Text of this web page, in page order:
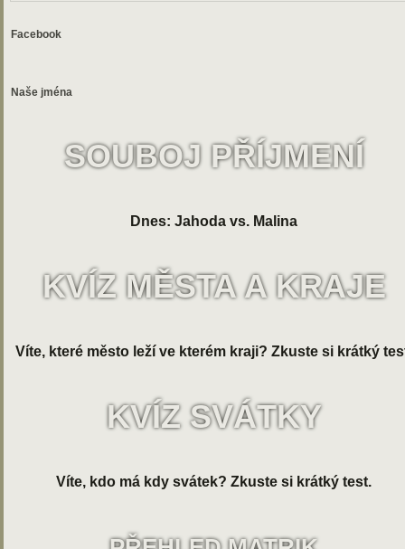
Facebook
Naše jména
SOUBOJ PŘÍJMENÍ
Dnes: Jahoda vs. Malina
KVÍZ MĚSTA A KRAJE
Víte, které město leží ve kterém kraji? Zkuste si krátký
KVÍZ SVÁTKY
Víte, kdo má kdy svátek? Zkuste si krátký test.